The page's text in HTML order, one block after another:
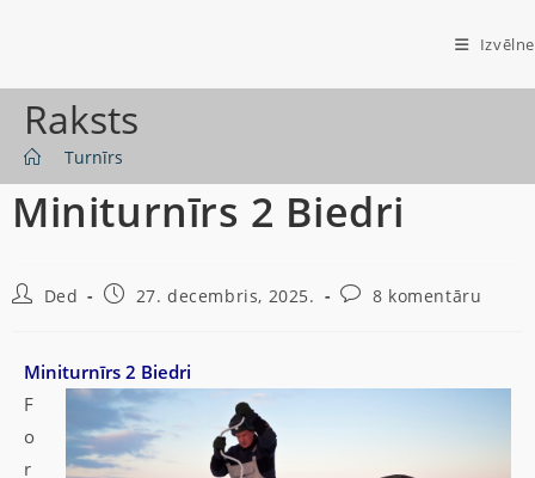
Izvēlne
Raksts
Turnīrs
Miniturnīrs 2 Biedri
Ded 27. decembris, 2025. 8 komentāru
Miniturnīrs 2 Biedri
F
o
r